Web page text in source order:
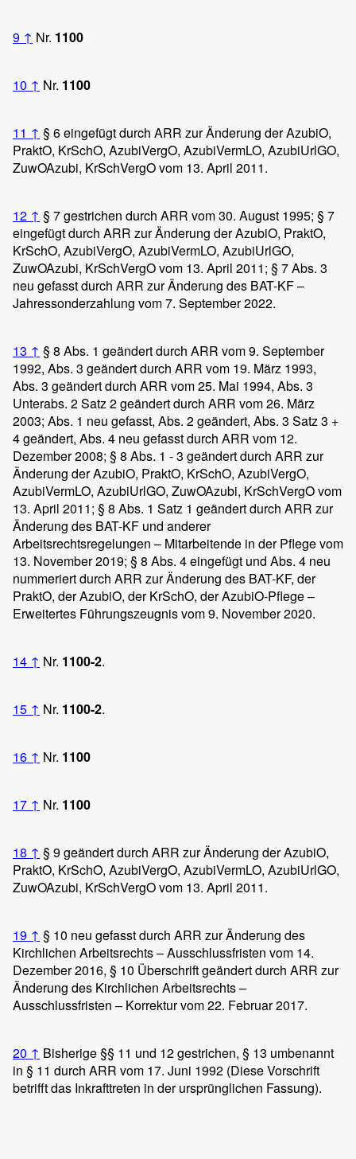
9 ↑ Nr. 1100
10 ↑ Nr. 1100
11 ↑ § 6 eingefügt durch ARR zur Änderung der AzubiO,
PraktO, KrSchO, AzubiVergO, AzubiVermLO, AzubiUrlGO,
ZuwOAzubi, KrSchVergO vom 13. April 2011.
12 ↑ § 7 gestrichen durch ARR vom 30. August 1995; § 7
eingefügt durch ARR zur Änderung der AzubiO, PraktO,
KrSchO, AzubiVergO, AzubiVermLO, AzubiUrlGO,
ZuwOAzubi, KrSchVergO vom 13. April 2011; § 7 Abs. 3
neu gefasst durch ARR zur Änderung des BAT-KF –
Jahressonderzahlung vom 7. September 2022.
13 ↑ § 8 Abs. 1 geändert durch ARR vom 9. September
1992, Abs. 3 geändert durch ARR vom 19. März 1993,
Abs. 3 geändert durch ARR vom 25. Mai 1994, Abs. 3
Unterabs. 2 Satz 2 geändert durch ARR vom 26. März
2003; Abs. 1 neu gefasst, Abs. 2 geändert, Abs. 3 Satz 3 +
4 geändert, Abs. 4 neu gefasst durch ARR vom 12.
Dezember 2008; § 8 Abs. 1 - 3 geändert durch ARR zur
Änderung der AzubiO, PraktO, KrSchO, AzubiVergO,
AzubiVermLO, AzubiUrlGO, ZuwOAzubi, KrSchVergO vom
13. April 2011; § 8 Abs. 1 Satz 1 geändert durch ARR zur
Änderung des BAT-KF und anderer
Arbeitsrechtsregelungen – Mitarbeitende in der Pflege vom
13. November 2019; § 8 Abs. 4 eingefügt und Abs. 4 neu
nummeriert durch ARR zur Änderung des BAT-KF, der
PraktO, der AzubiO, der KrSchO, der AzubiO-Pflege –
Erweitertes Führungszeugnis vom 9. November 2020.
14 ↑ Nr. 1100-2.
15 ↑ Nr. 1100-2.
16 ↑ Nr. 1100
17 ↑ Nr. 1100
18 ↑ § 9 geändert durch ARR zur Änderung der AzubiO,
PraktO, KrSchO, AzubiVergO, AzubiVermLO, AzubiUrlGO,
ZuwOAzubi, KrSchVergO vom 13. April 2011.
19 ↑ § 10 neu gefasst durch ARR zur Änderung des
Kirchlichen Arbeitsrechts – Ausschlussfristen vom 14.
Dezember 2016, § 10 Überschrift geändert durch ARR zur
Änderung des Kirchlichen Arbeitsrechts –
Ausschlussfristen – Korrektur vom 22. Februar 2017.
20 ↑ Bisherige §§ 11 und 12 gestrichen, § 13 umbenannt
in § 11 durch ARR vom 17. Juni 1992 (Diese Vorschrift
betrifft das Inkrafttreten in der ursprünglichen Fassung).